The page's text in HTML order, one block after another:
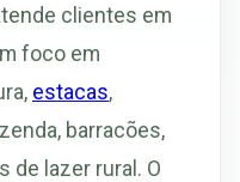
clientes em
foco em
estacas,
barracões,
de lazer rural. O